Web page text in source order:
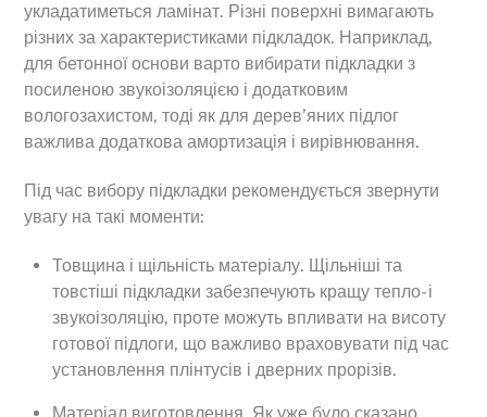
укладатиметься ламінат. Різні поверхні вимагають
різних за характеристиками підкладок. Наприклад,
для бетонної основи варто вибирати підкладки з
посиленою звукоізоляцією і додатковим
вологозахистом, тоді як для дерев’яних підлог
важлива додаткова амортизація і вирівнювання.
Під час вибору підкладки рекомендується звернути
увагу на такі моменти:
Товщина і щільність матеріалу. Щільніші та
товстіші підкладки забезпечують кращу тепло- і
звукоізоляцію, проте можуть впливати на висоту
готової підлоги, що важливо враховувати під час
установлення плінтусів і дверних прорізів.